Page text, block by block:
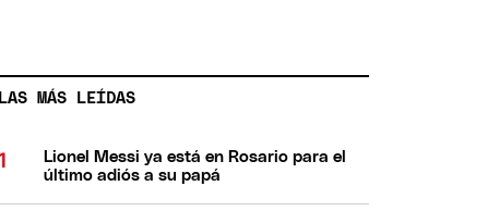
LAS MÁS LEÍDAS
Lionel Messi ya está en Rosario para el
último adiós a su papá